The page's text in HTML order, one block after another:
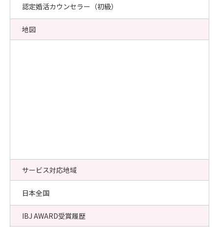
認定婚活カウンセラー（初級）
地図
サービス対応地域
日本全国
IBJ AWARD受賞履歴